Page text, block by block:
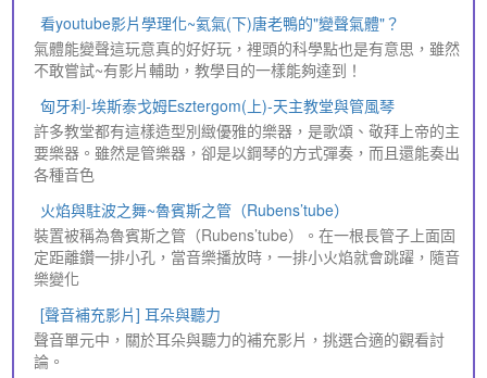
看youtube影片學理化~氦氣(下)唐老鴨的"變聲氣體"？
氣體能變聲這玩意真的好好玩，裡頭的科學點也是有意思，雖然
不敢嘗試~有影片輔助，教學目的一樣能夠達到！
匈牙利-埃斯泰戈姆Esztergom(上)-天主教堂與管風琴
許多教堂都有這樣造型別緻優雅的樂器，是歌頌、敬拜上帝的主
要樂器。雖然是管樂器，卻是以鋼琴的方式彈奏，而且還能奏出
各種音色
火焰與駐波之舞~魯賓斯之管（Rubens’tube）
裝置被稱為魯賓斯之管（Rubens’tube）。在一根長管子上面固
定距離鑽一排小孔，當音樂播放時，一排小火焰就會跳躍，隨音
樂變化
[聲音補充影片] 耳朵與聽力
聲音單元中，關於耳朵與聽力的補充影片，挑選合適的觀看討
論。